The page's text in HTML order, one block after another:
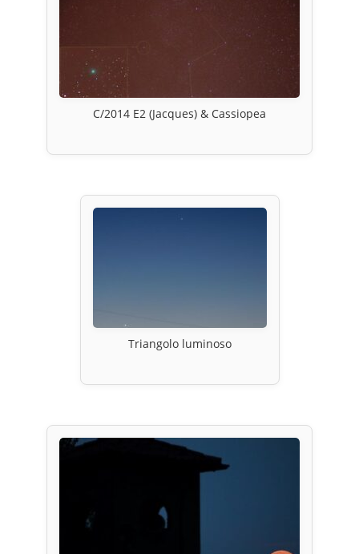
C/2014 E2 (Jacques) & Cassiopea
Triangolo luminoso